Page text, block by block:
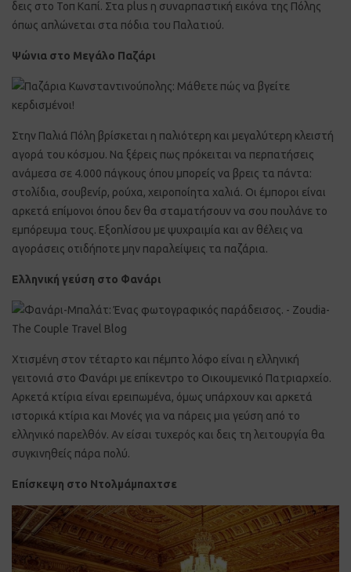
δεις στο Τοπ Καπί. Στα plus η συναρπαστική εικόνα της Πόλης
όπως απλώνεται στα πόδια του Παλατιού.
Ψώνια στο Μεγάλο Παζάρι
Στην Παλιά Πόλη βρίσκεται η παλιότερη και μεγαλύτερη κλειστή
αγορά του κόσμου. Να ξέρεις πως πρόκειται να περπατήσεις
ανάμεσα σε 4.000 πάγκους όπου μπορείς να βρεις τα πάντα:
στολίδια, σουβενίρ, ρούχα, χειροποίητα χαλιά. Οι έμποροι είναι
αρκετά επίμονοι όπου δεν θα σταματήσουν να σου πουλάνε το
εμπόρευμα τους. Εξοπλίσου με ψυχραιμία και αν θέλεις να
αγοράσεις οτιδήποτε μην παραλείψεις τα παζάρια.
Ελληνική γεύση στο Φανάρι
Χτισμένη στον τέταρτο και πέμπτο λόφο είναι η ελληνική
γειτονιά στο Φανάρι με επίκεντρο το Οικουμενικό Πατριαρχείο.
Αρκετά κτίρια είναι ερειπωμένα, όμως υπάρχουν και αρκετά
ιστορικά κτίρια και Μονές για να πάρεις μια γεύση από το
ελληνικό παρελθόν. Αν είσαι τυχερός και δεις τη λειτουργία θα
συγκινηθείς πάρα πολύ.
Επίσκεψη στο Ντολμάμπαχτσε